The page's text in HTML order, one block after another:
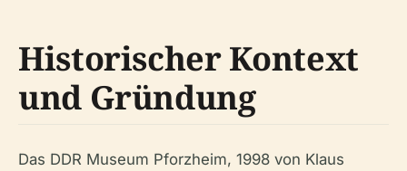
Historischer Kontext
und Gründung
Das DDR Museum Pforzheim, 1998 von Klaus